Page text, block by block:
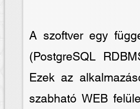
A szoftver egy
(PostgreSQL
Ezek az
szabható WEB